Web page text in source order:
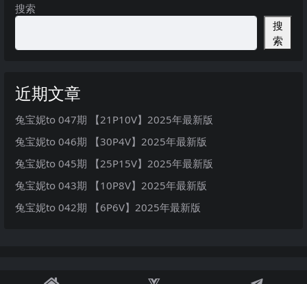
搜索
搜
索
近期文章
兔宝妮to 047期 【21P10V】2025年最新版
兔宝妮to 046期 【30P4V】2025年最新版
兔宝妮to 045期 【25P15V】2025年最新版
兔宝妮to 043期 【10P8V】2025年最新版
兔宝妮to 042期 【6P6V】2025年最新版